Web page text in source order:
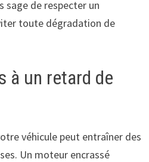
de respecter un
toute dégradation de
à un retard de
véhicule peut entraîner des
Un moteur encrassé